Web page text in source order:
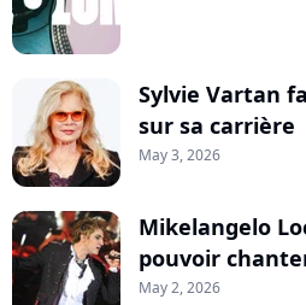
Sylvie Vartan
sur sa carrière
May 3, 2026
Mikelangelo
pouvoir
May 2, 2026